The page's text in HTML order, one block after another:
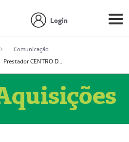
Login
Comunicação
Prestador CENTRO DE ONCOLOGIA